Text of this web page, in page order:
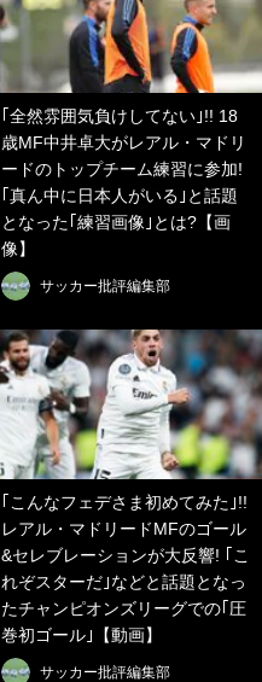
｢全然雰囲気負けしてない｣!! 18
歳MF中井卓大がレアル・マドリ
ードのトップチーム練習に参加!
｢真ん中に日本人がいる｣と話題
となった｢練習画像｣とは?【画
像】
サッカー批評編集部
｢こんなフェデさま初めてみた｣!!
レアル・マドリードMFのゴール
&セレブレーションが大反響! ｢こ
れぞスターだ｣などと話題となっ
たチャンピオンズリーグでの｢圧
巻初ゴール｣【動画】
サッカー批評編集部